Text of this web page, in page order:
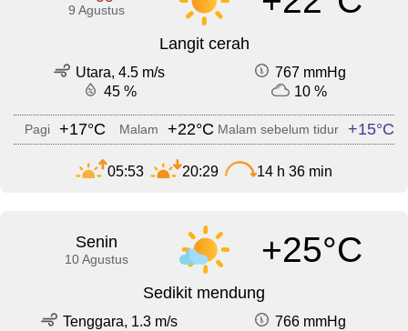
9 Agustus
Langit cerah
Utara, 4.5 m/s
767 mmHg
45 %
10 %
Pagi +17°C Malam +22°C Malam sebelum tidur +15°C
05:53 20:29 14 h 36 min
Senin
10 Agustus +25°C
Sedikit mendung
Tenggara, 1.3 m/s
766 mmHg